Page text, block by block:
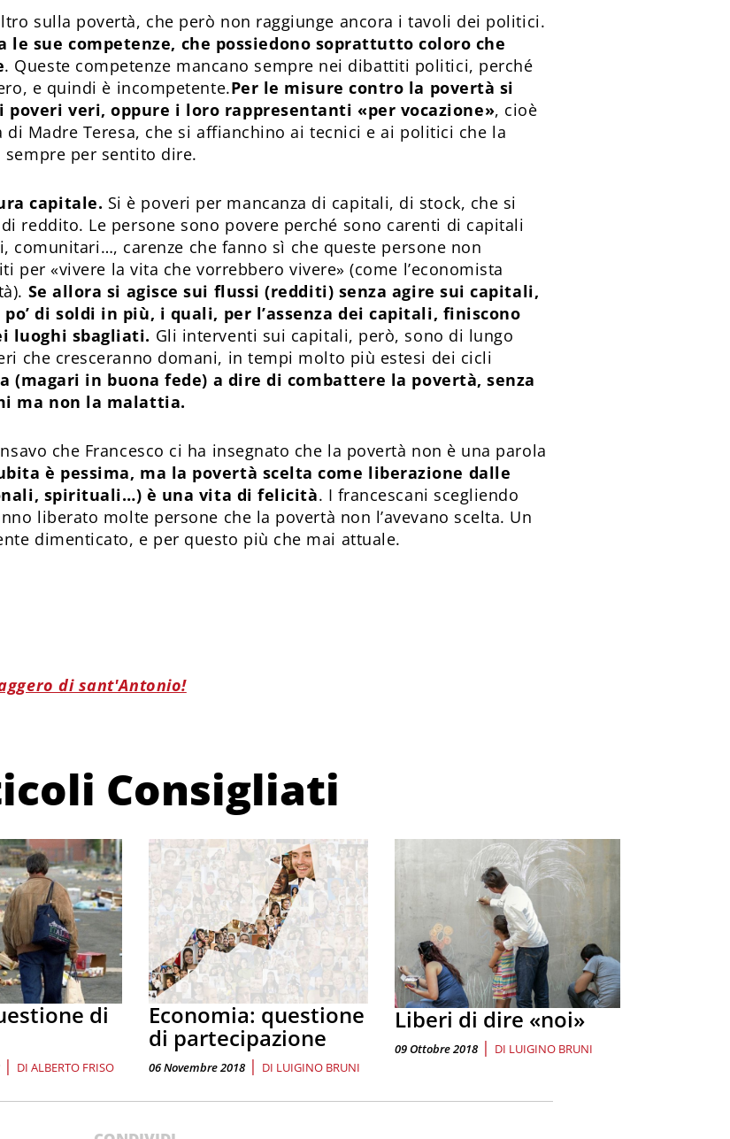
sulla povertà, che però non raggiunge ancora i tavoli dei politici.
le sue competenze, che possiedono soprattutto coloro che
. Queste competenze mancano sempre nei dibattiti politici, perché
e quindi è incompetente.Per le misure contro la povertà si
poveri veri, oppure i loro rappresentanti «per vocazione», cioè
Madre Teresa, che si affianchino ai tecnici e ai politici che la
per sentito dire.
capitale. Si è poveri per mancanza di capitali, di stock, che si
reddito. Le persone sono povere perché sono carenti di capitali
carenze che fanno sì che queste persone non
«vivere la vita che vorrebbero vivere» (come l’economista
Se allora si agisce sui flussi (redditi) senza agire sui capitali,
di soldi in più, i quali, per l’assenza dei capitali, finiscono
luoghi sbagliati. Gli interventi sui capitali, però, sono di lungo
che cresceranno domani, in tempi molto più estesi dei cicli
(magari in buona fede) a dire di combattere la povertà, senza
ma non la malattia.
che Francesco ci ha insegnato che la povertà non è una parola
è pessima, ma la povertà scelta come liberazione dalle
spirituali…) è una vita di felicità. I francescani scegliendo
liberato molte persone che la povertà non l’avevano scelta. Un
dimenticato, e per questo più che mai attuale.
di sant'Antonio!
Consigliati
di
| DI ALBERTO FRISO
Economia: questione
di partecipazione
06 Novembre 2018 | DI LUIGINO BRUNI
Liberi di dire «noi»
09 Ottobre 2018 | DI LUIGINO BRUNI